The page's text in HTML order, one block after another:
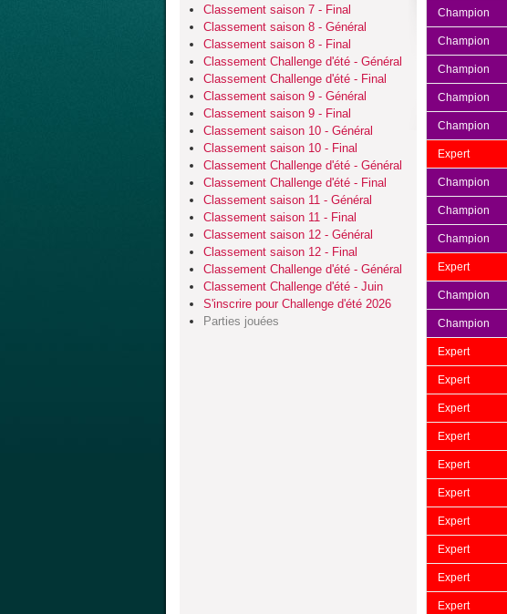
Classement saison 7 - Final
Classement saison 8 - Général
Classement saison 8 - Final
Classement Challenge d'été - Général
Classement Challenge d'été - Final
Classement saison 9 - Général
Classement saison 9 - Final
Classement saison 10 - Général
Classement saison 10 - Final
Classement Challenge d'été - Général
Classement Challenge d'été - Final
Classement saison 11 - Général
Classement saison 11 - Final
Classement saison 12 - Général
Classement saison 12 - Final
Classement Challenge d'été - Général
Classement Challenge d'été - Juin
S'inscrire pour Challenge d'été 2026
Parties jouées
Champion
Champion
Champion
Champion
Champion
Expert
Champion
Champion
Champion
Expert
Champion
Champion
Expert
Expert
Expert
Expert
Expert
Expert
Expert
Expert
Expert
Expert